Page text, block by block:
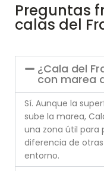
Preguntas
calas del
¿Cala del
con marea
Sí. Aunque la
sube la marea,
una zona útil para
diferencia de
entorno.